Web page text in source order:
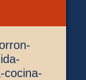
cocina-